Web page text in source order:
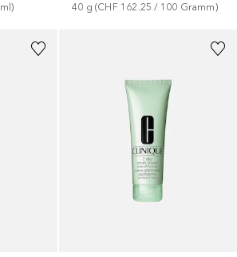
ml) 40 g (CHF 162.25 / 100 Gramm)